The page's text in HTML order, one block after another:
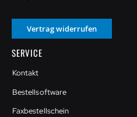
Vertrag widerrufen
SERVICE
Kontakt
Bestellsoftware
Faxbestellschein